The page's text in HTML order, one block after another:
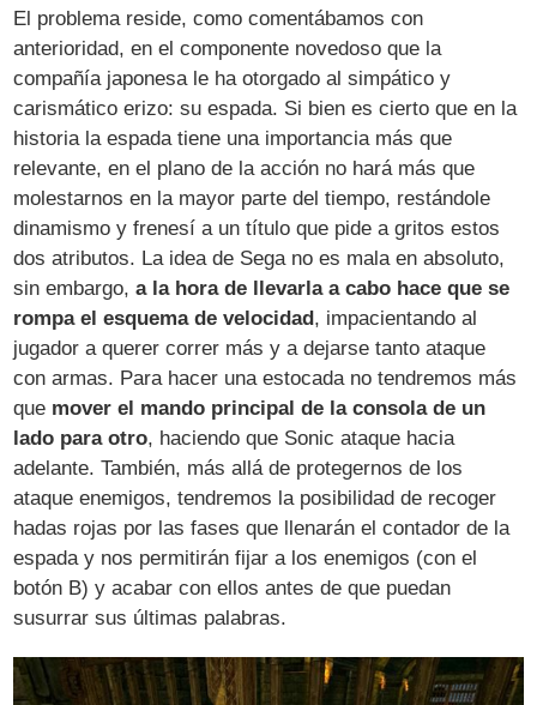
El problema reside, como comentábamos con
anterioridad, en el componente novedoso que la
compañía japonesa le ha otorgado al simpático y
carismático erizo: su espada. Si bien es cierto que en la
historia la espada tiene una importancia más que
relevante, en el plano de la acción no hará más que
molestarnos en la mayor parte del tiempo, restándole
dinamismo y frenesí a un título que pide a gritos estos
dos atributos. La idea de Sega no es mala en absoluto,
sin embargo,a la hora de llevarla a cabo hace que se
rompa el esquema de velocidad , impacientando al
jugador a querer correr más y a dejarse tanto ataque
con armas. Para hacer una estocada no tendremos más
que mover el mando principal de la consola de un
lado para otro, haciendo que Sonic ataque hacia
adelante. También, más allá de protegernos de los
ataque enemigos, tendremos la posibilidad de recoger
hadas rojas por las fases que llenarán el contador de la
espada y nos permitirán fijar a los enemigos (con el
botón B) y acabar con ellos antes de que puedan
susurrar sus últimas palabras.